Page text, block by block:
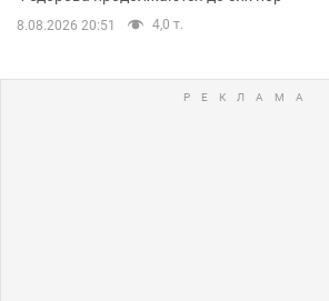
8.08.2026 20:51 4,0 т.